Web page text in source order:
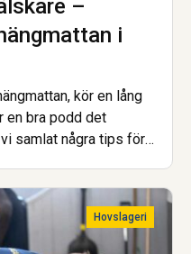
–
i
kör en lång
en bra podd det
samlat några tips för
Hovslageri